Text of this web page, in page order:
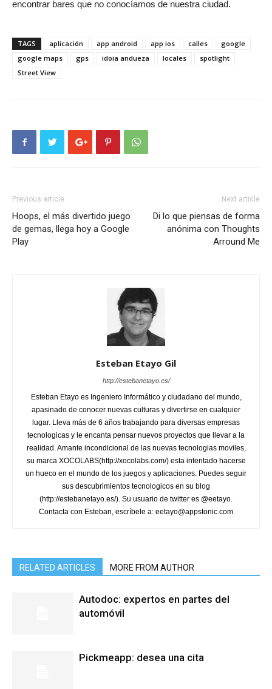
encontrar bares que no conocíamos de nuestra ciudad.
TAGS aplicación app android app ios calles
google
google maps
gps idoia andueza locales
spotlight
Street View
Previous article
Hoops, el más divertido juego
de gemas, llega hoy a Google
Play
Next article
Di lo que piensas de forma
anónima con Thoughts
Arround Me
Esteban Etayo Gil
http://estebanetayo.es/
Esteban Etayo es Ingeniero Informático y ciudadano del mundo,
apasinado de conocer nuevas culturas y divertirse en cualquier
lugar. Lleva más de 6 años trabajando para diversas empresas
tecnologicas y le encanta pensar nuevos proyectos que llevar a la
realidad. Amante incondicional de las nuevas tecnologias moviles,
su marca XOCOLABS(http://xocolabs.com/) esta intentado hacerse
un hueco en el mundo de los juegos y aplicaciones. Puedes seguir
sus descubrimientos tecnologicos en su blog
(http://estebanetayo.es/). Su usuario de twitter es @eetayo.
Contacta con Esteban, escríbele a: eetayo@appstonic.com
RELATED ARTICLES MORE FROM AUTHOR
Autodoc: expertos en partes del
automóvil
Pickmeapp: desea una cita